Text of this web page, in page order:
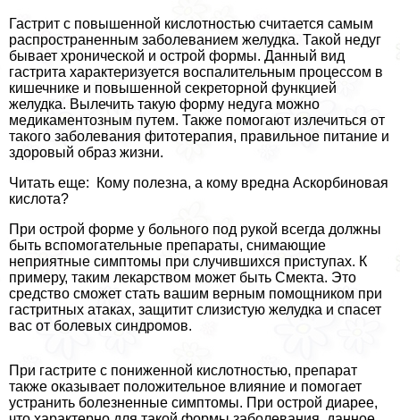
Гастрит с повышенной кислотностью считается самым
распространенным заболеванием желудка. Такой недуг
бывает хронической и острой формы. Данный вид
гастрита хаpaктеризуется воспалительным процессом в
кишечнике и повышенной секреторной функцией
желудка. Вылечить такую форму недуга можно
медикаментозным путем. Также помогают излечиться от
такого заболевания фитотерапия, правильное питание и
здоровый образ жизни.
Читать еще: Кому полезна, а кому вредна Аскорбиновая
кислота?
При острой форме у больного под рукой всегда должны
быть вспомогательные препараты, снимающие
неприятные симптомы при случившихся приступах. К
примеру, таким лекарством может быть Смекта. Это
средство сможет стать вашим верным помощником при
гастритных атаках, защитит слизистую желудка и спасет
вас от болевых синдромов.
При гастрите с пониженной кислотностью, препарат
также оказывает положительное влияние и помогает
устранить болезненные симптомы. При острой диарее,